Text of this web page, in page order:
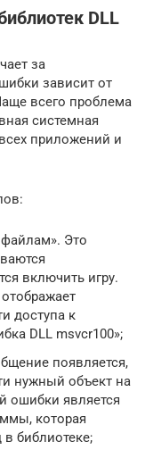
DLL
за
зависит от
всего проблема
системная
приложений и
Это
включить игру.
доступа к
DLL msvcr100»;
появляется,
нужный объект на
ошибки является
которая
библиотеке;